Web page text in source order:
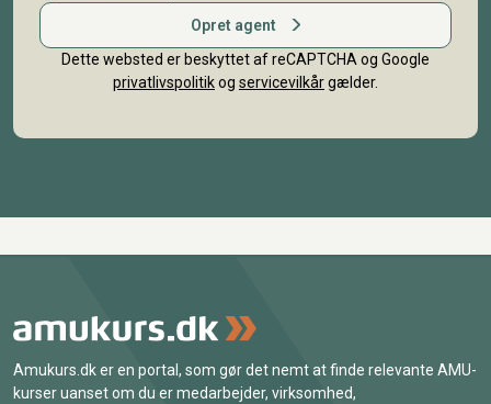
Opret agent
Dette websted er beskyttet af reCAPTCHA og Google
privatlivspolitikog servicevilkårgælder.
Amukurs.dk er en portal, som gør det nemt at finde relevante AMU-
kurser uanset om du er medarbejder, virksomhed,